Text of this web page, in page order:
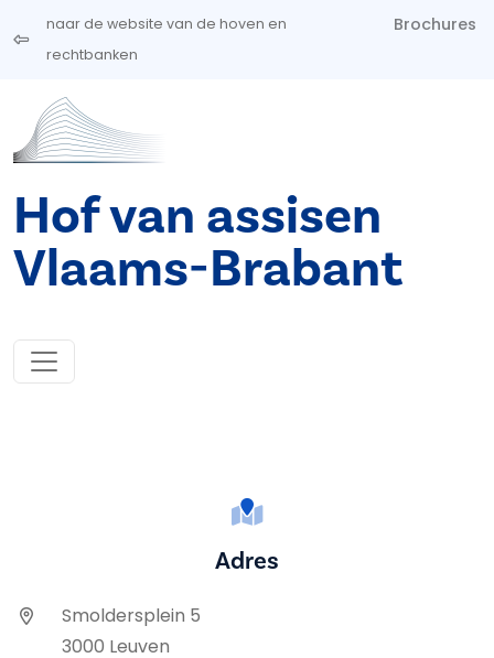
Overslaan en naar de inhoud gaan
naar de website van de hoven en
rechtbanken
Brochures
Hof van assisen
Vlaams-Brabant
Adres
Smoldersplein 5
3000 Leuven